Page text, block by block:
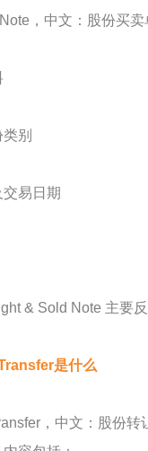
，中文：股份买
别
易日期
& Sold Note 主要
是什么
，中文：股份